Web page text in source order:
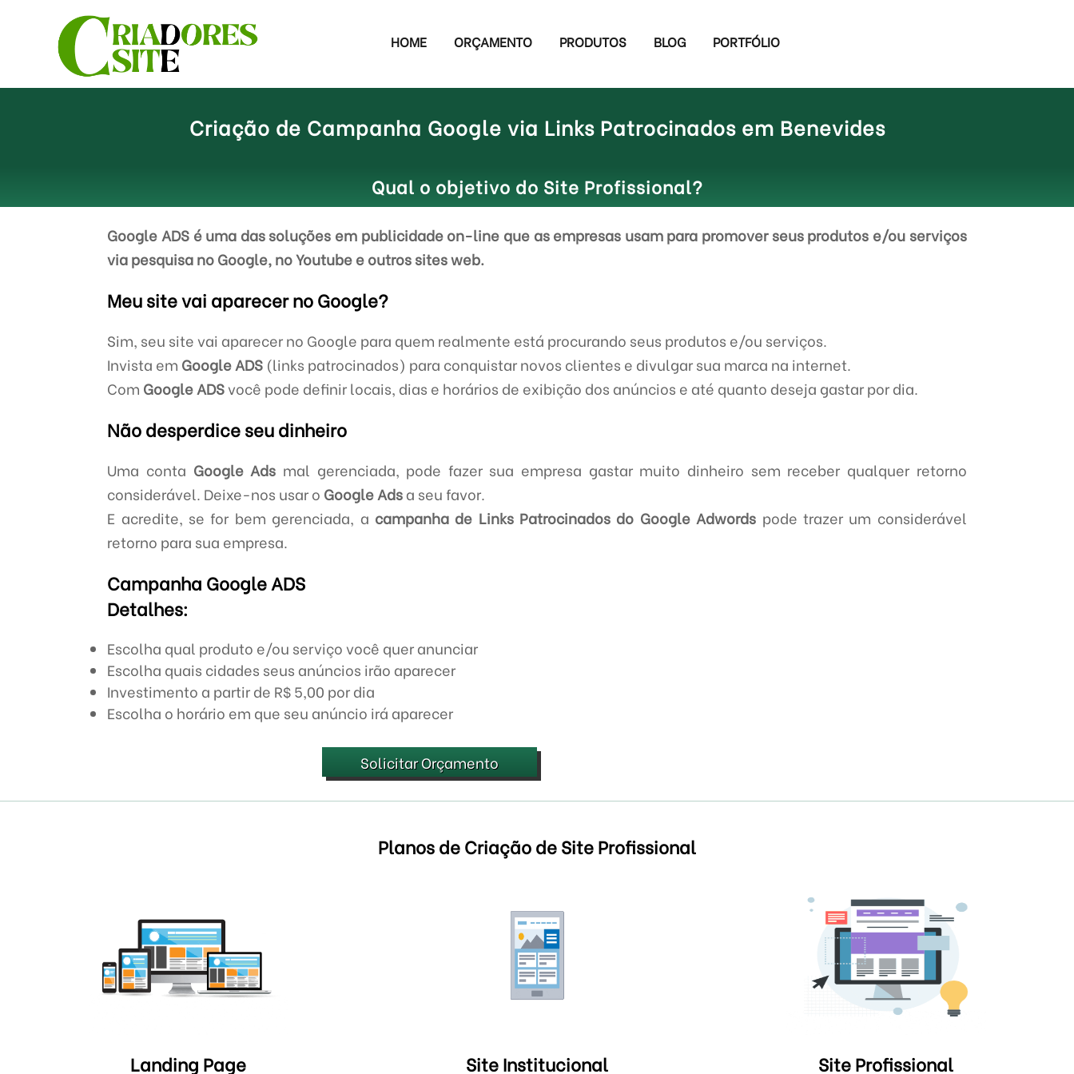
HOME ORÇAMENTO PRODUTOS BLOG PORTFÓLIO
Criação de Campanha Google via Links Patrocinados em Benevides
Qual o objetivo do Site Profissional?
Google ADS é uma das soluções em publicidade on-line que as empresas usam para promover seus produtos e/ou serviços
via pesquisa no Google, no Youtube e outros sites web.
Meu site vai aparecer no Google?
Sim, seu site vai aparecer no Google para quem realmente está procurando seus produtos e/ou serviços.
Invista em Google ADS (links patrocinados) para conquistar novos clientes e divulgar sua marca na internet.
Com Google ADSvocê pode definir locais, dias e horários de exibição dos anúncios e até quanto deseja gastar por dia.
Não desperdice seu dinheiro
Uma conta Google Ads mal gerenciada, pode fazer sua empresa gastar muito dinheiro sem receber qualquer retorno
considerável. Deixe-nos usar o Google Adsa seu favor.
E acredite, se for bem gerenciada, a campanha de Links Patrocinados do Google Adwords pode trazer um considerável
retorno para sua empresa.
Campanha Google ADS
Detalhes:
Escolha qual produto e/ou serviço você quer anunciar
Escolha quais cidades seus anúncios irão aparecer
Investimento a partir de R$ 5,00 por dia
Escolha o horário em que seu anúncio irá aparecer
Solicitar Orçamento
Planos de Criação de Site Profissional
Landing Page Site Institucional Site Profissional